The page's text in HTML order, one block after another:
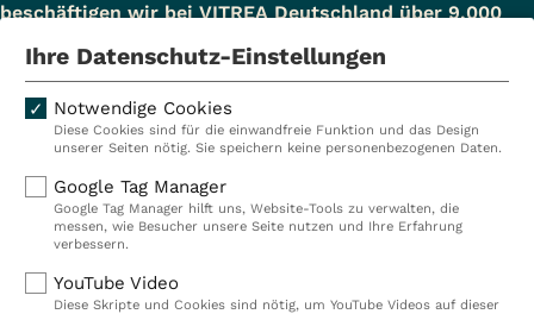
beschäftigen wir bei VITREA Deutschland über 9.000
Kliniken
Ambulant
Reha
Prävention
Karriere
VITREA Deutschland
Ihre Datenschutz-Einstellungen
Notwendige Cookies
Diese Cookies sind für die einwandfreie Funktion und das Design
unserer Seiten nötig. Sie speichern keine personenbezogenen Daten.
Google Tag Manager
Google Tag Manager hilft uns, Website-Tools zu verwalten, die
messen, wie Besucher unsere Seite nutzen und Ihre Erfahrung
verbessern.
YouTube Video
Diese Skripte und Cookies sind nötig, um YouTube Videos auf dieser